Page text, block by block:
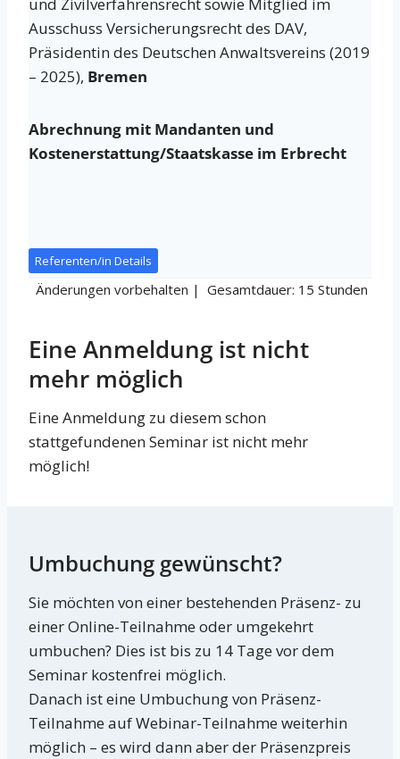
Ausschuss Versicherungsrecht des DAV,
Präsidentin des Deutschen Anwaltsvereins (2019
– 2025), Bremen
Abrechnung mit Mandanten und
Kostenerstattung/Staatskasse im Erbrecht
Referenten/in Details
Änderungen vorbehalten | Gesamtdauer: 15 Stunden
Eine Anmeldung ist nicht
mehr möglich
Eine Anmeldung zu diesem schon
stattgefundenen Seminar ist nicht mehr
möglich!
Umbuchung gewünscht?
Sie möchten von einer bestehenden Präsenz- zu
einer Online-Teilnahme oder umgekehrt
umbuchen? Dies ist bis zu 14 Tage vor dem
Seminar kostenfrei möglich.
Danach ist eine Umbuchung von Präsenz-
Teilnahme auf Webinar-Teilnahme weiterhin
möglich – es wird dann aber der Präsenzpreis